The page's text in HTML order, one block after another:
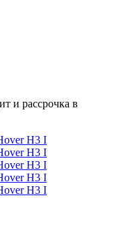
и рассрочка в